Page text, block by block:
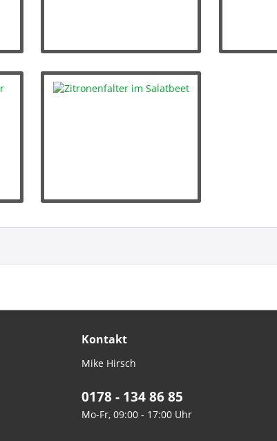
Kontakt
Mike Hirsch
0178 - 134 86 85
Mo-Fr, 09:00 - 17:00 Uhr